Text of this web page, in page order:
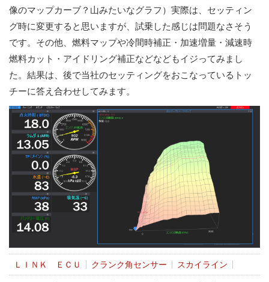
像のマップカーブ？山みたいなグラフ）実際は、セッティン
グ時に変更すると思いますが、試乗した感じは問題なさそう
です。その他、燃料マップや冷間時補正・加速増量・減速時
燃料カット・アイドリング補正などなどもイジってみまし
た。結果は、後で当社のセッティングをおこなっているトッ
チーに答え合わせしてみます。
ＬＩＮＫ ＥＣＵ クランク角センサー スカイライン